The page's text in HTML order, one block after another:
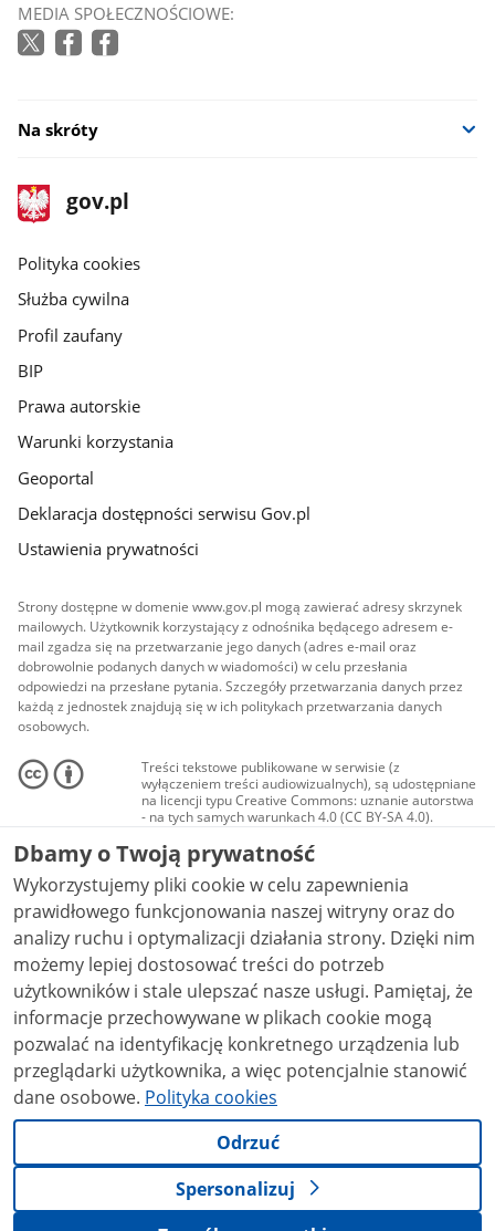
MEDIA SPOŁECZNOŚCIOWE:
Na skróty
stopka
gov.pl
Strona
gov.pl
gov.pl
Polityka cookies
Służba cywilna
Profil zaufany
BIP
Prawa autorskie
Warunki korzystania
Geoportal
Deklaracja dostępności serwisu Gov.pl
Ustawienia prywatności
Strony dostępne w domenie www.gov.pl mogą zawierać adresy skrzynek
mailowych. Użytkownik korzystający z odnośnika będącego adresem e-
mail zgadza się na przetwarzanie jego danych (adres e-mail oraz
dobrowolnie podanych danych w wiadomości) w celu przesłania
odpowiedzi na przesłane pytania. Szczegóły przetwarzania danych przez
każdą z jednostek znajdują się w ich politykach przetwarzania danych
osobowych.
Treści tekstowe publikowane w serwisie (z
wyłączeniem treści audiowizualnych), są udostępniane
na licencji typu Creative Commons: uznanie autorstwa
- na tych samych warunkach 4.0 (CC BY-SA 4.0).
Materiały audiowizualne, w tym zdjęcia, materiały
audio i wideo, są udostępniane na licencji typu
Creative Commons: uznanie autorstwa użycie
niekomercyjne - bez utworów zależnych 4.0 (CC BY-
NC-ND 4.0), o ile nie jest to stwierdzone inaczej.
Dbamy o Twoją prywatność
Wykorzystujemy pliki cookie w celu zapewnienia
prawidłowego funkcjonowania naszej witryny oraz do
analizy ruchu i optymalizacji działania strony. Dzięki nim
możemy lepiej dostosować treści do potrzeb
użytkowników i stale ulepszać nasze usługi. Pamiętaj, że
informacje przechowywane w plikach cookie mogą
pozwalać na identyfikację konkretnego urządzenia lub
przeglądarki użytkownika, a więc potencjalnie stanowić
dane osobowe. Polityka cookies
Odrzuć
Spersonalizuj